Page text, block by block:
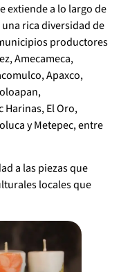
extiende a lo largo de
rica diversidad de
productores
Amecameca,
Apaxco,
Harinas, El Oro,
y Metepec, entre
a las piezas que
locales que